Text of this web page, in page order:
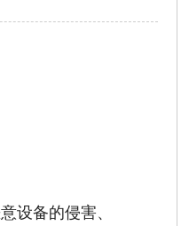
设备的侵害、